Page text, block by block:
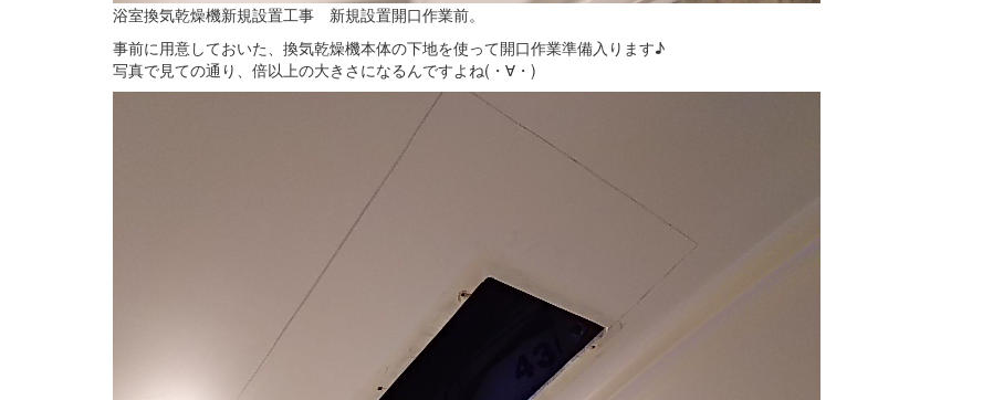
浴室換気乾燥機新規設置工事 新規設置開口作業前。
事前に用意しておいた、換気乾燥機本体の下地を使って開口作業準備入ります♪
写真で見ての通り、倍以上の大きさになるんですよね(・∀・)